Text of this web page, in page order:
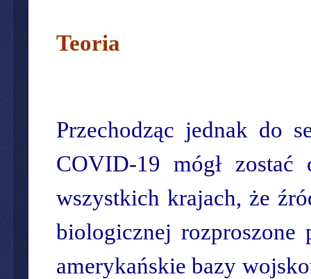
Teoria
Przechodząc jednak do
COVID-19 mógł
wszystkich krajach, że
biologicznej rozproszone
amerykańskie bazy